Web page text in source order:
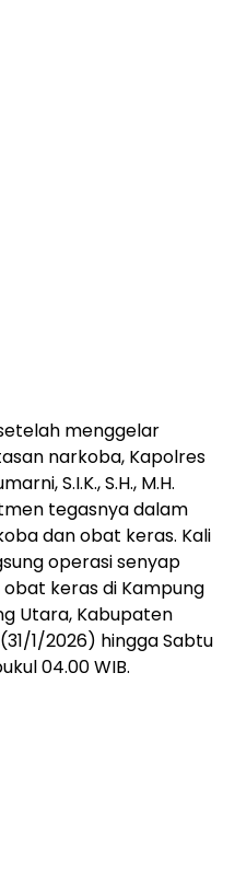
menggelar
narkoba, Kapolres
S.I.K., S.H., M.H.
tegasnya dalam
dan obat keras. Kali
operasi senyap
keras di Kampung
Utara, Kabupaten
1/2026) hingga Sabtu
04.00 WIB.